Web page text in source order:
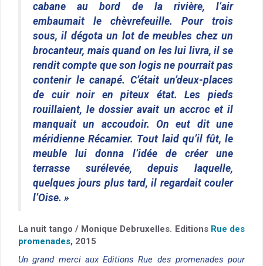
cabane au bord de la rivière, l’air
embaumait le chèvrefeuille. Pour trois
sous, il dégota un lot de meubles chez un
brocanteur, mais quand on les lui livra, il se
rendit compte que son logis ne pourrait pas
contenir le canapé. C’était un’deux-places
de cuir noir en piteux état. Les pieds
rouillaient, le dossier avait un accroc et il
manquait un accoudoir. On eut dit une
méridienne Récamier. Tout laid qu’il fût, le
meuble lui donna l’idée de créer une
terrasse surélevée, depuis laquelle,
quelques jours plus tard, il regardait couler
l’Oise. »
La nuit tango / Monique Debruxelles. Editions Rue des
promenades, 2015
Un grand merci aux Editions Rue des promenades pour